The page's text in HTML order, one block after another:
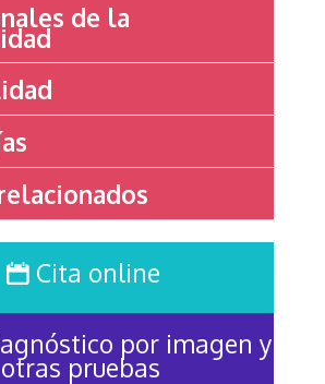
de la
Cita online
por imagen y
otras pruebas